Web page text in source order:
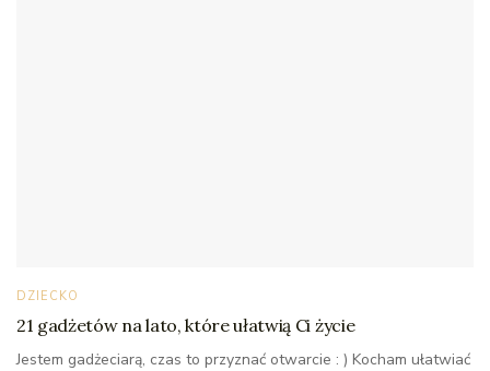
DZIECKO
21 gadżetów na lato, które ułatwią Ci życie
Jestem gadżeciarą, czas to przyznać otwarcie : ) Kocham ułatwiać